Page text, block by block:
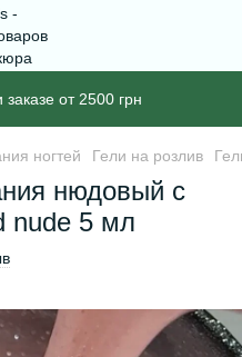
от 2500 грн
ногтей Гели на розлив
нюдовый с
nude 5 мл